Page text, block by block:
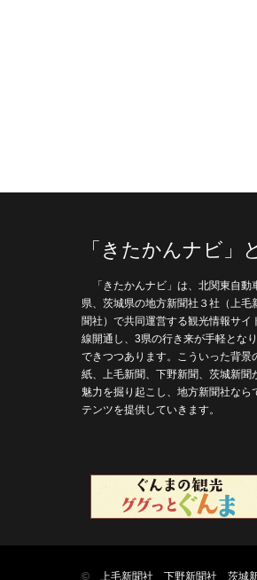
「きたかんナビ」
「きたかんナビ」は、北関東自動
県、茨城県の地方新聞社３社（上
聞社）で共同運営する観光情報サ
線開通し、3県の行き来が手軽とな
できつつあります。こういった背景
紙、上毛新聞、下野新聞、茨城新聞
魅力を掘り起こし、地方新聞社なら
テンツを提供していきます。
© 上毛新聞社 下野新聞社 茨城